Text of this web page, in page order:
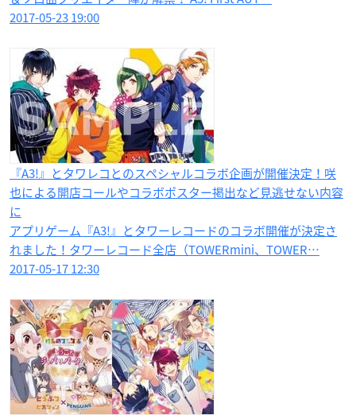
2017-05-23 19:00
『A3!』とタワレコとのスペシャルコラボ企画が開催決定！咲
也による開店コールやコラボポスター掲出など見逃せない内容
に
アプリゲーム『A3!』とタワーレコードのコラボ開催が決定さ
れました！タワーレコード全店（TOWERmini、TOWER…
2017-05-17 12:30